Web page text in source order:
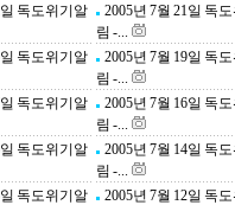
독도위기알
2005년 7월 21일 독
림 -...
독도위기알
2005년 7월 19일 독
림 -...
독도위기알
2005년 7월 16일 독
림 -...
독도위기알
2005년 7월 14일 독
림 -...
독도위기알
2005년 7월 12일 독